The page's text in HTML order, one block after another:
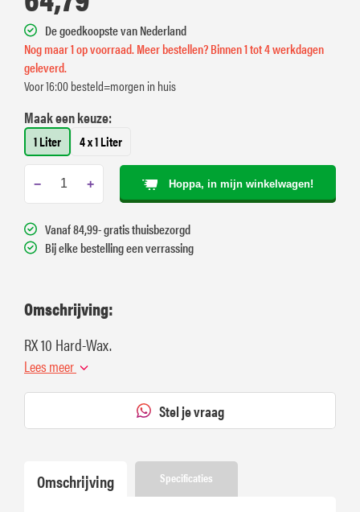
De goedkoopste van Nederland
Nog maar 1 op voorraad. Meer bestellen? Binnen 1 tot 4 werkdagen
geleverd.
Voor 16:00 besteld=morgen in huis
Maak een keuze:
1 Liter 4 x 1 Liter
− + Hoppa, in mijn winkelwagen!
Vanaf 84,99- gratis thuisbezorgd
Bij elke bestelling een verrassing
Omschrijving:
RX 10 Hard-Wax.
Lees meer
Stel je vraag
Omschrijving Specificaties